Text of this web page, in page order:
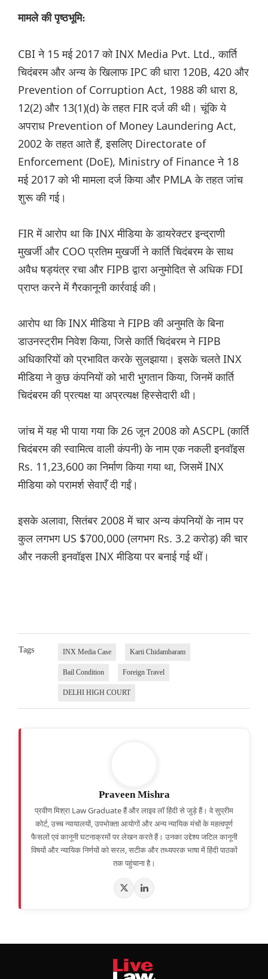
मामले की पृष्ठभूमि:
CBI ने 15 मई 2017 को INX Media Pvt. Ltd., कार्ति
चिदंबरम और अन्य के खिलाफ IPC की धारा 120B, 420 और
Prevention of Corruption Act, 1988 की धारा 8,
12(2) और 13(1)(d) के तहत FIR दर्ज की थी। चूंकि ये
अपराध Prevention of Money Laundering Act,
2002 के तहत आते हैं, इसलिए Directorate of
Enforcement (DoE), Ministry of Finance ने 18
मई 2017 को भी मामला दर्ज किया और PMLA के तहत जांच
शुरू की गई।
FIR में आरोप था कि INX मीडिया के डायरेक्टर इन्द्राणी
मुखर्जी और COO प्रतिम मुखर्जी ने कार्ति चिदंबरम के साथ
अवैध षड्यंत्र रचा और FIPB द्वारा अनुमोदित से अधिक FDI
प्राप्त करने में गैरकानूनी कार्रवाई की।
आरोप था कि INX मीडिया ने FIPB की अनुमति के बिना
डाउनस्ट्रीम निवेश किया, जिसे कार्ति चिदंबरम ने FIPB
अधिकारियों को प्रभावित करके सुलझाया। इसके चलते INX
मीडिया ने कुछ कंपनियों को भारी भुगतान किया, जिनमें कार्ति
चिदंबरम की प्रत्यक्ष या अप्रत्यक्ष हिस्सेदारी थी।
जांच में यह भी पाया गया कि 26 जून 2008 को ASCPL (कार्ति
चिदंबरम की स्वामित्व वाली कंपनी) के नाम एक नकली इनवॉइस
Rs. 11,23,600 का निर्माण किया गया था, जिसमें INX
मीडिया को परामर्श सेवाएँ दी गईं।
इसके अलावा, सितंबर 2008 में चार अन्य कंपनियों के नाम पर
कुल लगभग US $700,000 (लगभग Rs. 3.2 करोड़) की चार
और नकली इनवॉइस INX मीडिया पर बनाई गई थीं।
Tags INX Media Case Karti Chidambaram
Bail Condition Foreign Travel
DELHI HIGH COURT
Praveen Mishra
प्रवीण मिश्रा Law Graduate हैं और लाइव लॉ हिंदी से जुड़े हैं। वे सुप्रीम
कोर्ट, उच्च न्यायालयों, उपभोक्ता आयोगों और अन्य न्यायिक मंचों के महत्वपूर्ण
फैसलों एवं कानूनी घटनाक्रमों पर लेखन करते हैं। उनका उद्देश्य जटिल कानूनी
विषयों और न्यायिक निर्णयों को सरल, सटीक और तथ्यपरक भाषा में हिंदी पाठकों
तक पहुंचाना है।